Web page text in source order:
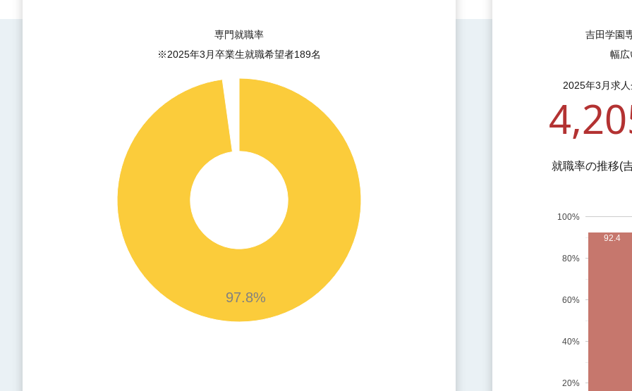
専門就職率
※2025年3月卒業生就職希望者189名
97.8%
吉田学園
幅広
2025年3月求
就職率の推移(
20%
40%
60%
80%
100%
92.4